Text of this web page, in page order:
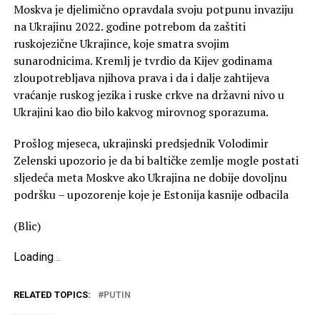
Moskva je djelimično opravdala svoju potpunu invaziju
na Ukrajinu 2022. godine potrebom da zaštiti
ruskojezične Ukrajince, koje smatra svojim
sunarodnicima. Kremlj je tvrdio da Kijev godinama
zloupotrebljava njihova prava i da i dalje zahtijeva
vraćanje ruskog jezika i ruske crkve na državni nivo u
Ukrajini kao dio bilo kakvog mirovnog sporazuma.
Prošlog mjeseca, ukrajinski predsjednik Volodimir
Zelenski upozorio je da bi baltičke zemlje mogle postati
sljedeća meta Moskve ako Ukrajina ne dobije dovoljnu
podršku – upozorenje koje je Estonija kasnije odbacila
(Blic)
Loading...
RELATED TOPICS: PUTIN